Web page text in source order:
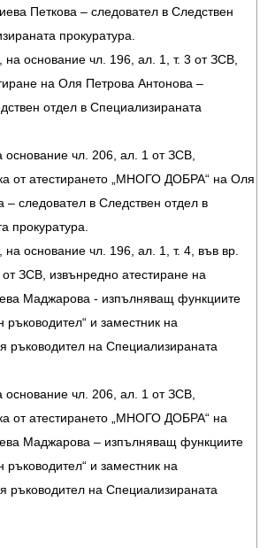
Петкова – следовател в Следствен
прокуратура.
основание чл. 196, ал. 1, т. 3 от ЗСВ,
на Оля Петрова Антонова –
отдел в Специализираната
чл. 206, ал. 1 от ЗСВ,
от атестирането „МНОГО ДОБРА“ на Оля
– следовател в Следствен отдел в
прокуратура.
основание чл. 196, ал. 1, т. 4, във вр.
ЗСВ, извънредно атестиране на
Маджарова - изпълняващ функциите
ръководител“ и заместник на
ръководител на Специализираната
чл. 206, ал. 1 от ЗСВ,
от атестирането „МНОГО ДОБРА“ на
Маджарова – изпълняващ функциите
ръководител“ и заместник на
ръководител на Специализираната